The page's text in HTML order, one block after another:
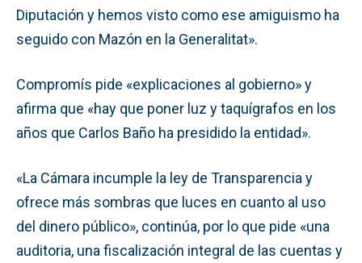
Diputación y hemos visto como ese amiguismo ha
seguido con Mazón en la Generalitat».
Compromís pide «explicaciones al gobierno» y
afirma que «hay que poner luz y taquígrafos en los
años que Carlos Baño ha presidido la entidad».
«La Cámara incumple la ley de Transparencia y
ofrece más sombras que luces en cuanto al uso
del dinero público», continúa, por lo que pide «una
auditoria, una fiscalización integral de las cuentas y